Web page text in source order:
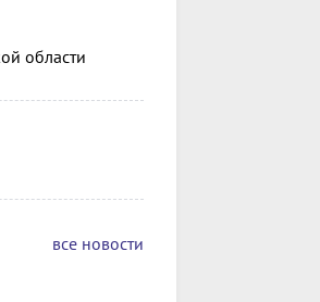
области
все новости